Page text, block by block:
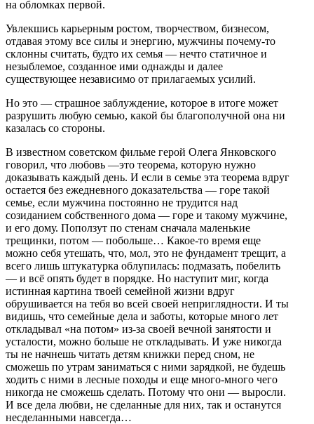
на обломках первой.
Увлекшись карьерным ростом, творчеством, бизнесом,
отдавая этому все силы и энергию, мужчины почему-то
склонны считать, будто их семья — нечто статичное и
незыблемое, созданное ими однажды и далее
существующее независимо от прилагаемых усилий.
Но это — страшное заблуждение, которое в итоге может
разрушить любую семью, какой бы благополучной она ни
казалась со стороны.
В известном советском фильме герой Олега Янковского
говорил, что любовь —это теорема, которую нужно
доказывать каждый день. И если в семье эта теорема вдруг
остается без ежедневного доказательства — горе такой
семье, если мужчина постоянно не трудится над
созиданием собственного дома — горе и такому мужчине,
и его дому. Поползут по стенам сначала маленькие
трещинки, потом — побольше… Какое-то время еще
можно себя утешать, что, мол, это не фундамент трещит, а
всего лишь штукатурка облупилась: подмазать, побелить
— и всё опять будет в порядке. Но наступит миг, когда
истинная картина твоей семейной жизни вдруг
обрушивается на тебя во всей своей неприглядности. И ты
видишь, что семейные дела и заботы, которые много лет
откладывал «на потом» из-за своей вечной занятости и
усталости, можно больше не откладывать. И уже никогда
ты не начнешь читать детям книжки перед сном, не
сможешь по утрам заниматься с ними зарядкой, не будешь
ходить с ними в лесные походы и еще много-много чего
никогда не сможешь сделать. Потому что они — выросли.
И все дела любви, не сделанные для них, так и останутся
несделанными навсегда…